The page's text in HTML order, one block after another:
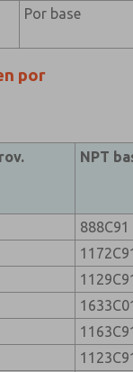
Por base
por
NPT
888C91